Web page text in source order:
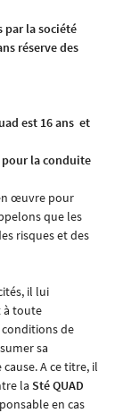
par la société
réserve des
est 16 ans et
la conduite
œuvre pour
que les
risques et des
il lui
à toute
conditions de
sa
A ce titre, il
la StéQUAD
en cas